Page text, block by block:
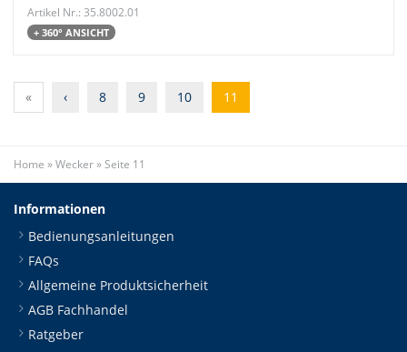
Artikel Nr.: 35.8002.01
+ 360° ANSICHT
« ‹ 8 9 10 11
Home »Wecker»Seite 11
Informationen
Bedienungsanleitungen
FAQs
Allgemeine Produktsicherheit
AGB Fachhandel
Ratgeber